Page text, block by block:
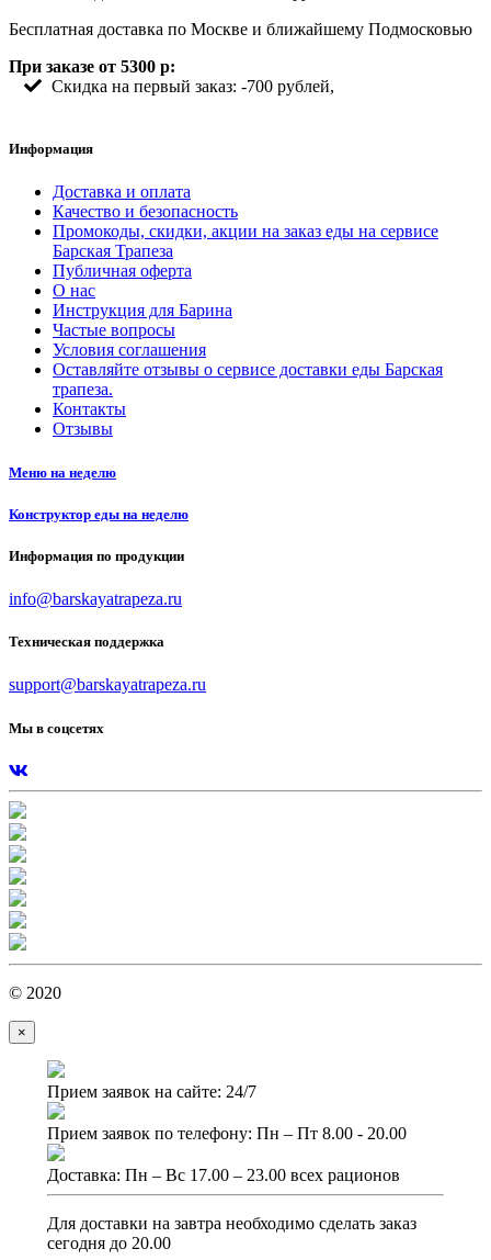
Бесплатная доставка по Москве и ближайшему Подмосковью
При заказе от 5300 р:
Скидка на первый заказ: -700 рублей,
Информация
Доставка и оплата
Качество и безопасность
Промокоды, скидки, акции на заказ еды на сервисе
Барская Трапеза
Публичная оферта
О нас
Инструкция для Барина
Частые вопросы
Условия соглашения
Оставляйте отзывы о сервисе доставки еды Барская
трапеза.
Контакты
Отзывы
Меню на неделю
Конструктор еды на неделю
Информация по продукции
info@barskayatrapeza.ru
Техническая поддержка
support@barskayatrapeza.ru
Мы в соцсетях
© 2020
×
Прием заявок на сайте: 24/7
Прием заявок по телефону: Пн – Пт 8.00 - 20.00
Доставка: Пн – Вс 17.00 – 23.00 всех рационов
Для доставки на завтра необходимо сделать заказ
сегодня до 20.00